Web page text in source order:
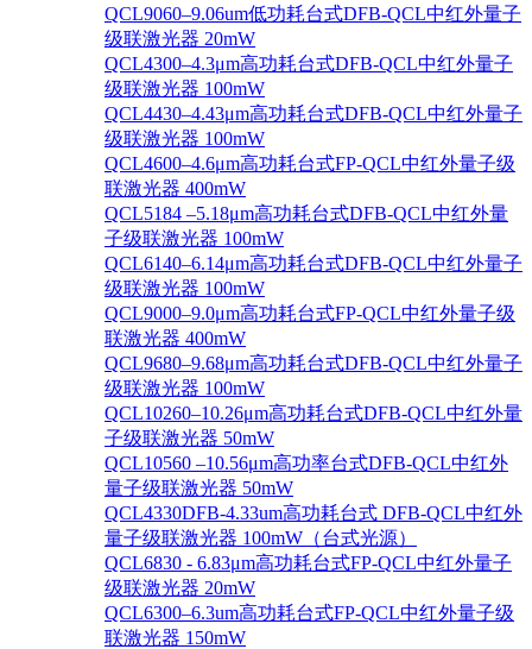
QCL9060–9.06um低功耗台式DFB-QCL中红外量子
级联激光器 20mW
QCL4300–4.3μm高功耗台式DFB-QCL中红外量子
级联激光器 100mW
QCL4430–4.43μm高功耗台式DFB-QCL中红外量子
级联激光器 100mW
QCL4600–4.6μm高功耗台式FP-QCL中红外量子级
联激光器 400mW
QCL5184 –5.18μm高功耗台式DFB-QCL中红外量
子级联激光器 100mW
QCL6140–6.14μm高功耗台式DFB-QCL中红外量子
级联激光器 100mW
QCL9000–9.0μm高功耗台式FP-QCL中红外量子级
联激光器 400mW
QCL9680–9.68μm高功耗台式DFB-QCL中红外量子
级联激光器 100mW
QCL10260–10.26μm高功耗台式DFB-QCL中红外量
子级联激光器 50mW
QCL10560 –10.56μm高功率台式DFB-QCL中红外
量子级联激光器 50mW
QCL4330DFB-4.33um高功耗台式 DFB-QCL中红外
量子级联激光器 100mW（台式光源）
QCL6830 - 6.83μm高功耗台式FP-QCL中红外量子
级联激光器 20mW
QCL6300–6.3um高功耗台式FP-QCL中红外量子级
联激光器 150mW